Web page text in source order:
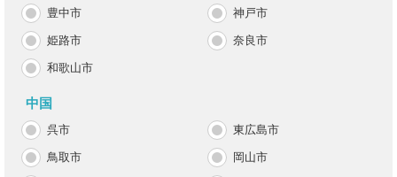
豊中市 神戸市
姫路市 奈良市
和歌山市
中国
呉市 東広島市
鳥取市 岡山市